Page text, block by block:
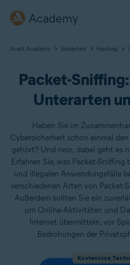
Academy
Avast Academy Sicherheit Hacking
Packet-
Unterarten
Haben Sie im
Cybersicherheit schon einmal
gehört? Und nein, dabei geht es
Erfahren Sie, was Packet-Sniffing
und illegalen Anwendungsfälle
verschiedenen Arten von Packet-
Außerdem sollten Sie ein
um Online-Aktivitäten und
Internet übermitteln, vor
Bedrohungen der
Kostenlose